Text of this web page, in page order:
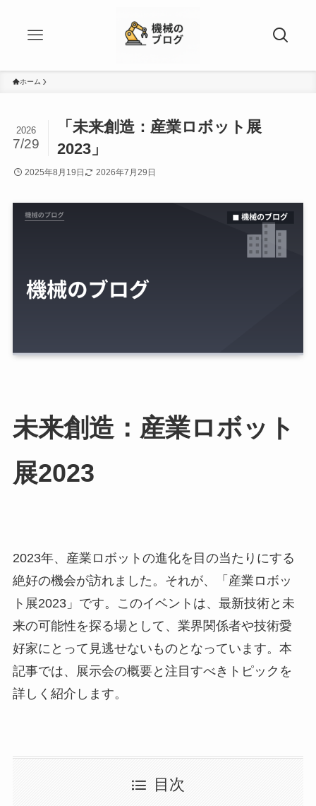
ホーム
「未来創造：産業ロボット展
2023」
2026
7/29
2025年8月19日 2026年7月29日
未来創造：産業ロボット
展2023
2023年、産業ロボットの進化を目の当たりにする
絶好の機会が訪れました。それが、「産業ロボッ
ト展2023」です。このイベントは、最新技術と未
来の可能性を探る場として、業界関係者や技術愛
好家にとって見逃せないものとなっています。本
記事では、展示会の概要と注目すべきトピックを
詳しく紹介します。
目次